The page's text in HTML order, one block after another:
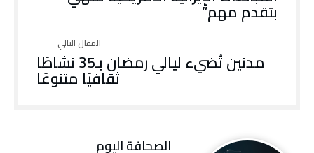
بتقدم مهم”
مدنين تُضيء ليالي رمضان بـ35 نشاطًا
ثقافيًا متنوعًا